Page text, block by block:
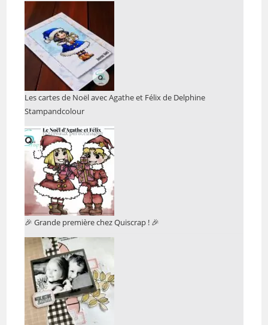
Les cartes de Noël avec Agathe et Félix de Delphine
Stampandcolour
🎉 Grande première chez Quiscrap ! 🎉